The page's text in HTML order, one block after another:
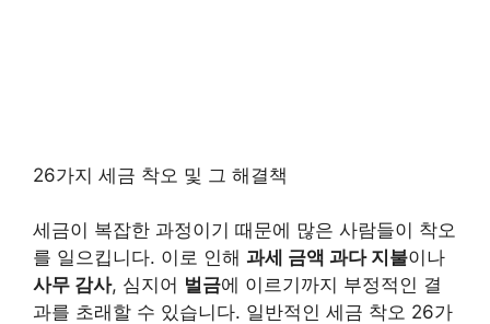
26가지 세금 착오 및 그 해결책
세금이 복잡한 과정이기 때문에 많은 사람들이 착오
를 일으킵니다. 이로 인해 과세 금액 과다 지불이나
사무 감사, 심지어 벌금에 이르기까지 부정적인 결
과를 초래할 수 있습니다. 일반적인 세금 착오 26가